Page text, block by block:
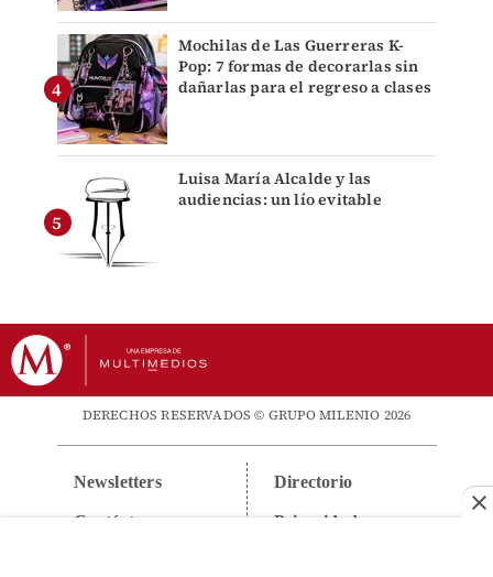
Mochilas de Las Guerreras K-
Pop: 7 formas de decorarlas sin
dañarlas para el regreso a clases
Luisa María Alcalde y las
audiencias: un lío evitable
DERECHOS RESERVADOS © GRUPO MILENIO 2026
Newsletters
Contáctanos
Directorio
Privacidad